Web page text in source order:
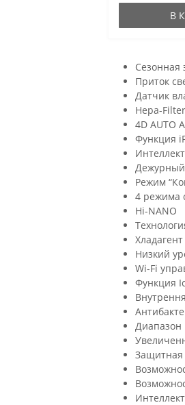
В
Сезонная
Приток
Датчик
Hepa-
4D AUTO
Функция
Дежурный
Режим
4 режима
Hi-NANO
Хладагент
Низкий
Wi-Fi
Функция
Диапазон
Защитная